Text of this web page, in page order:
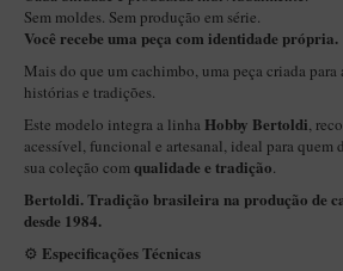
New Rose Polido
Petrus
Piccolo
Premium
Sextavado
Zuccardi
Callia
Sem moldes. Sem produção em série.
Você recebe uma peça com identidade própria.
Mais do que um cachimbo, uma peça criada
histórias e tradições.
Este modelo integra a linha Hobby Bertoldi,
acessível, funcional e artesanal, ideal para
sua coleção comqualidade e tradição.
Bertoldi. Tradição brasileira na produção de
desde 1984.
⚙️ Especificações Técnicas